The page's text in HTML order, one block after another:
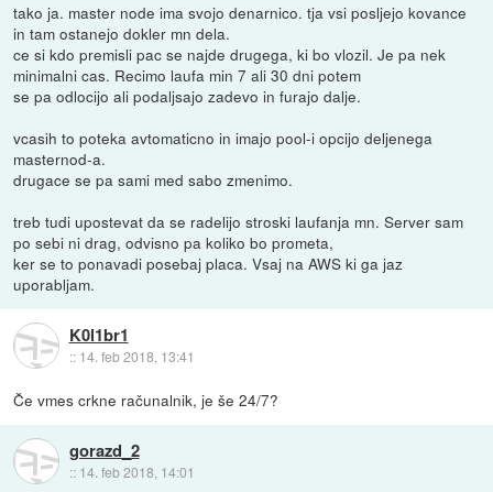
tako ja. master node ima svojo denarnico. tja vsi posljejo kovance
in tam ostanejo dokler mn dela.
ce si kdo premisli pac se najde drugega, ki bo vlozil. Je pa nek
minimalni cas. Recimo laufa min 7 ali 30 dni potem
se pa odlocijo ali podaljsajo zadevo in furajo dalje.
vcasih to poteka avtomaticno in imajo pool-i opcijo deljenega
masternod-a.
drugace se pa sami med sabo zmenimo.
treb tudi upostevat da se radelijo stroski laufanja mn. Server sam
po sebi ni drag, odvisno pa koliko bo prometa,
ker se to ponavadi posebaj placa. Vsaj na AWS ki ga jaz
uporabljam.
K0l1br1
:: 14. feb 2018, 13:41
Če vmes crkne računalnik, je še 24/7?
gorazd_2
:: 14. feb 2018, 14:01